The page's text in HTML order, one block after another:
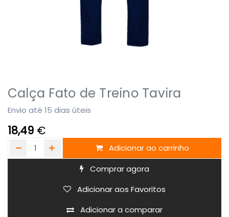
Calça Fato de Treino Tavira
Envio até 15 dias úteis
18,49 €
Adicionar ao carrinho
Comprar agora
Adicionar a comparar
Adicionar aos Favoritos